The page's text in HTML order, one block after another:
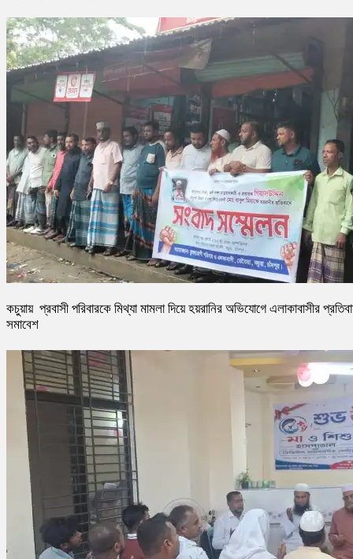
কচুয়ায় প্রবাসী পরিবারকে মিথ্যা মামলা দিয়ে হয়রানির অভিযোগে এলাকাবাসীর
সমাবেশ